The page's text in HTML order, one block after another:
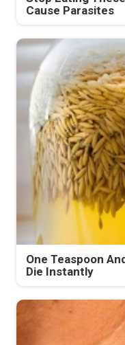
Cause Parasites
One Teaspoon
Die Instantly